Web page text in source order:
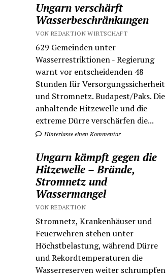
Ungarn verschärft
Wasserbeschränkungen
VON REDAKTION WIRTSCHAFT
629 Gemeinden unter
Wasserrestriktionen - Regierung
warnt vor entscheidenden 48
Stunden für Versorgungssicherheit
und Stromnetz. Budapest/Paks. Die
anhaltende Hitzewelle und die
extreme Dürre verschärfen die...
Hinterlasse einen Kommentar
Ungarn kämpft gegen die
Hitzewelle – Brände,
Stromnetz und
Wassermangel
VON REDAKTION
Stromnetz, Krankenhäuser und
Feuerwehren stehen unter
Höchstbelastung, während Dürre
und Rekordtemperaturen die
Wasserreserven weiter schrumpfen